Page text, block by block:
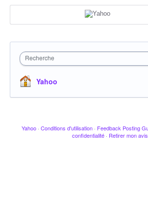
Recherche
Yahoo
Yahoo · Conditions d'utilisation · Feedback Posting
confidentialité · Retirer mon avis